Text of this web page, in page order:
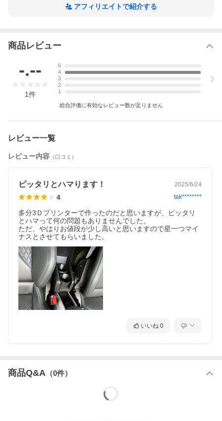
一切責任を負いません。
ルノー アンドロイドボックス
USB-CDプレイヤー
アルピーヌA110 スマートフォンホルダー/スマホホルダー
アルピーヌ A110専用 フロントドア内張りをスタイリッシュに保護するドア
パネルカバーです。
アフィリエイトで紹介する
商品レビュー
-.--
1件
5
4
3
2
1
総合評価に有効なレビュー数が足りません
レビュー一覧
レビュー内容 （口コミ）
ピッタリとハマります！ 2025/6/24
4 tak********
多分3Ｄプリンターで作ったのだと思いますが、ピッタリ
とハマって何の問題もありませんでした。
ただ、やはりお値段が少し高いと思いますので星一つマイ
ナスとさせてもらいました。
いいね 0
商品Q&A （0件）